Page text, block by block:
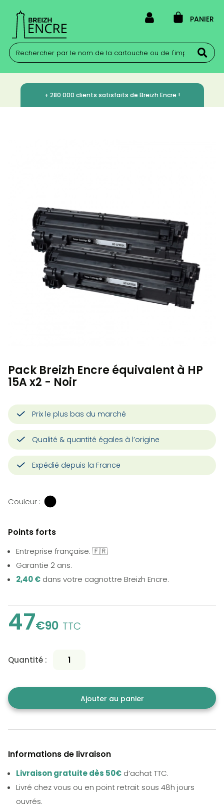
PANIER
+ 280 000 clients satisfaits de Breizh Encre !
Pack Breizh Encre équivalent à HP
15A x2 - Noir
Prix le plus bas du marché
Qualité & quantité égales à l’origine
Expédié depuis la France
Couleur :
Points forts
Entreprise française. 🇫🇷
Garantie 2 ans.
2,40 € dans votre cagnottre Breizh Encre.
47€90 TTC
Quantité :
Ajouter au panier
Informations de livraison
Livraison gratuite dès 50€ d’achat TTC.
Livré chez vous ou en point retrait sous 48h jours
ouvrés.